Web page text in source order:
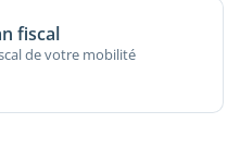
fiscal
de votre mobilité